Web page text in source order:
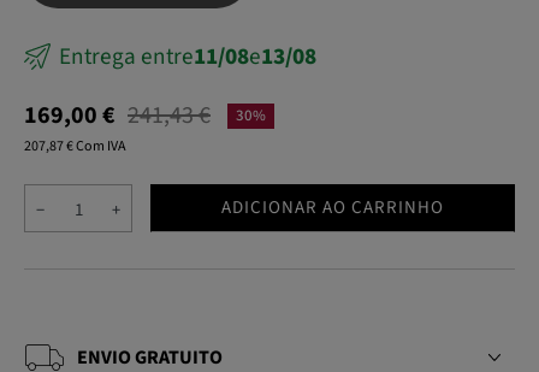
Entrega entre11/08e13/08
30%
169,00 € 241,43 €
207,87 € Com IVA
− + ADICIONAR AO CARRINHO
ENVIO GRATUITO